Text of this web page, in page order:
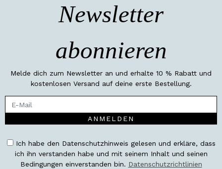
Newsletter
abonnieren
Melde dich zum Newsletter an und erhalte 10 % Rabatt und
kostenlosen Versand auf deine erste Bestellung.
ANMELDEN
Ich habe den Datenschutzhinweis gelesen und erkläre, dass
ich ihn verstanden habe und mit seinem Inhalt und seinen
Bedingungen einverstanden bin. Datenschutzrichtlinien